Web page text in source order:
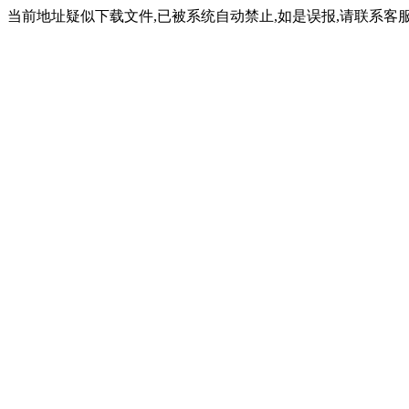
当前地址疑似下载文件,已被系统自动禁止,如是误报,请联系客